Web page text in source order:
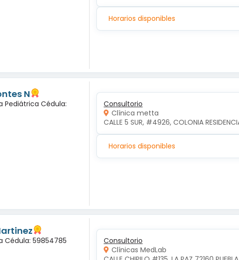
Horarios disponibles
N
Pediátrica Cédula:
Consultorio
Clínica metta
CALLE 5 SUR, #4926, COLONIA
Horarios disponibles
Cédula: 59854785
Consultorio
Clínicas MedLab